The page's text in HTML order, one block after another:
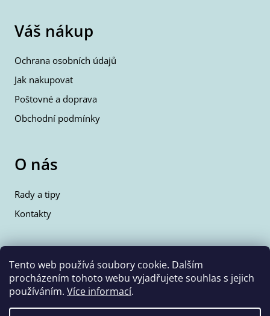
Tento web používá soubory cookie. Dalším
procházením tohoto webu vyjadřujete souhlas s jejich
používáním. Více informací.
Váš nákup
Ochrana osobních údajů
Jak nakupovat
Poštovné a doprava
Obchodní podmínky
O nás
Rady a tipy
Kontakty
Kontakty
info@wolfie.cz
+420 777 350 662